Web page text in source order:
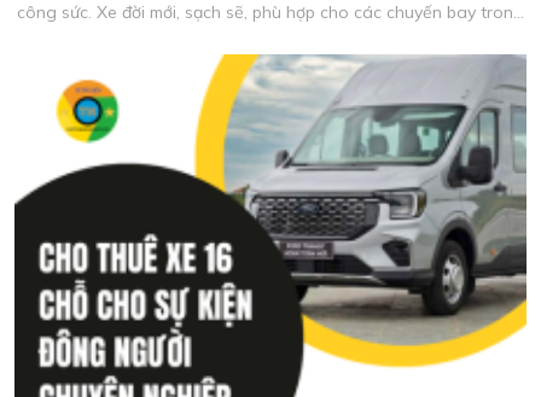
công sức. Xe đời mới, sạch sẽ, phù hợp cho các chuyến bay trong